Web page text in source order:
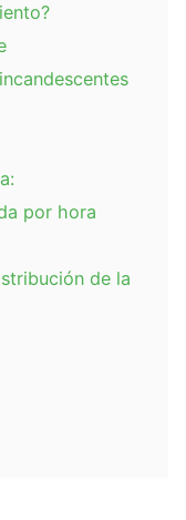
por hora
de la